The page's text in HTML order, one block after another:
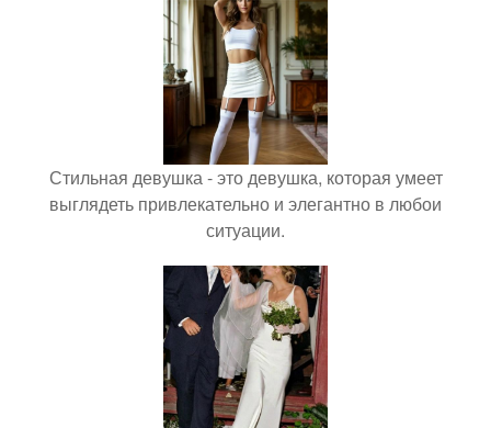
Стильная девушка - это девушка, которая умеет
выглядеть привлекательно и элегантно в любои
ситуации.